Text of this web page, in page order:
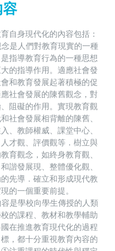
容
自身現代化的內容包括：
是人們對教育現實的一種
指導教育行為的一種思想
的指導作用。適應社會發
和教育發展起著積極的促
社會發展的陳舊觀念，對
阻礙的作用。實現教育觀
社會發展相背離的陳舊、
、教師權威、課堂中心、
才觀、評價觀等．樹立與
育觀念，如終身教育觀、
諧發展現、整體優化觀、
先導．確立和形成現代教
的一個重要前提。
是學校向學生傳授的人類
的課程、教材和教學輔助
在推進教育現代化的過程
，都十分重視教育內容的